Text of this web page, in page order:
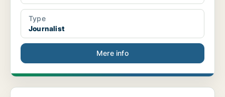
Type
Journalist
Mere info
Journalist i København